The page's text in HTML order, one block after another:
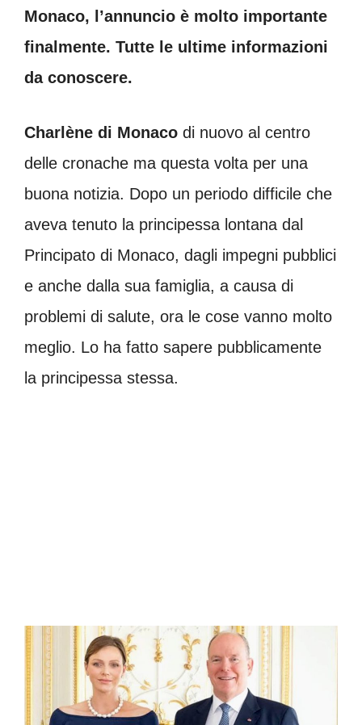
Monaco, l’annuncio è molto importante
finalmente. Tutte le ultime informazioni
da conoscere.
Charlène di Monaco di nuovo al centro
delle cronache ma questa volta per una
buona notizia. Dopo un periodo difficile che
aveva tenuto la principessa lontana dal
Principato di Monaco, dagli impegni pubblici
e anche dalla sua famiglia, a causa di
problemi di salute, ora le cose vanno molto
meglio. Lo ha fatto sapere pubblicamente
la principessa stessa.